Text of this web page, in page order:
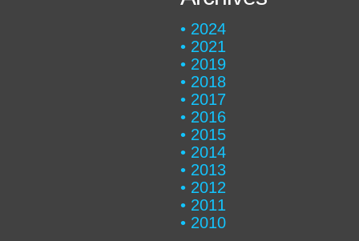
2024
2021
2019
2018
2017
2016
2015
2014
2013
2012
2011
2010